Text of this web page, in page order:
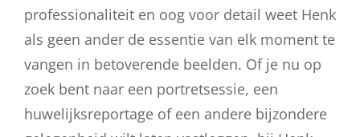
professionaliteit en oog voor detail weet Henk
als geen ander de essentie van elk moment te
vangen in betoverende beelden. Of je nu op
zoek bent naar een portretsessie, een
huwelijksreportage of een andere bijzondere